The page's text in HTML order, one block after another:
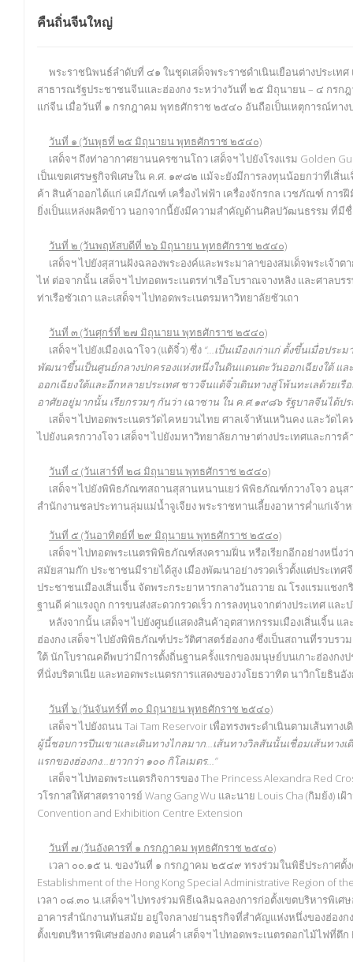
คืนถิ่นจีนใหญ่
พระราชนิพนธ์ลำดับที่ ๔๑ ในชุดเสด็จพระราชดำเนินเยือนต่างประเท
สาธารณรัฐประชาชนจีนและฮ่องกง ระหว่างวันที่ ๒๕ มิถุนายน – ๔ กร
แก่จีน เมื่อวันที่ ๑ กรกฎาคม พุทธศักราช ๒๕๔๐ อันถือเป็นเหตุการณ์ทา
วันที่ ๑ (วันพุธที่ ๒๕ มิถุนายน พุทธศักราช ๒๕๔๐)
เสด็จฯ ถึงท่าอากาศยานนครซานโถว เสด็จฯ ไปยังโรงแรม Golden
เป็นเขตเศรษฐกิจพิเศษใน ค.ศ. ๑๙๘๒ แม้จะยังมีการลงทุนน้อยกว่าที่เสิ่
ค้า สินค้าออกได้แก่ เคมีภัณฑ์ เครื่องไฟฟ้า เครื่องจักรกล เวชภัณฑ์ การ
ยิ่งเป็นแหล่งผลิตข้าว นอกจากนี้ยังมีความสำคัญด้านศิลปวัฒนธรรม ที่มี
วันที่ ๒ (วันพฤหัสบดีที่ ๒๖ มิถุนายน พุทธศักราช ๒๕๔๐)
เสด็จฯ ไปยังสุสานฝังฉลองพระองค์และพระมาลาของสมเด็จพระเจ้า
ไห่ ต่อจากนั้น เสด็จฯ ไปทอดพระเนตรท่าเรือโบราณจางหลิง และศาลบ
ท่าเรือซัวเถา และเสด็จฯ ไปทอดพระเนตรมหาวิทยาลัยซัวเถา
วันที่ ๓ (วันศุกร์ที่ ๒๗ มิถุนายน พุทธศักราช ๒๕๔๐)
เสด็จฯ ไปยังเมืองเฉาโจว (แต้จิ๋ว) ซึ่ง “…เป็นเมืองเก่าแก่ ตั้งขึ้นเมื่อปร
พัฒนาขึ้นเป็นศูนย์กลางปกครองแห่งหนึ่งในดินแดนตะวันออกเฉียงใต้ แล
ออกเฉียงใต้และอีกหลายประเทศ ชาวจีนแต้จิ๋วเดินทางสู่โพ้นทะเลด้วย
อาศัยอยู่มากนั้น เรียกรวมๆ กันว่า เฉาซาน ใน ค.ศ.๑๙๘๖ รัฐบาลจีนได้ปร
เสด็จฯ ไปทอดพระเนตรวัดไคหยวนไทย ศาลเจ้าหันเหวินคง และวัดไ
ไปยังนครกวางโจว เสด็จฯ ไปยังมหาวิทยาลัยภาษาต่างประเทศและกา
วันที่ ๔ (วันเสาร์ที่ ๒๘ มิถุนายน พุทธศักราช ๒๕๔๐)
เสด็จฯ ไปยังพิพิธภัณฑสถานสุสานหนานเยว่ พิพิธภัณฑ์กวางโจว อนุสา
สำนักงานชลประทานลุ่มแม่น้ำจูเจียง พระราชทานเลี้ยงอาหารค่ำแก่เจ้
วันที่ ๕ (วันอาทิตย์ที่ ๒๙ มิถุนายน พุทธศักราช ๒๕๔๐)
เสด็จฯ ไปทอดพระเนตรพิพิธภัณฑ์สงครามฝิ่น หรือเรียกอีกอย่างหนึ่ง
สมัยสามก๊ก ประชาชนมีรายได้สูง เมืองพัฒนาอย่างรวดเร็วตั้งแต่ประเท
ประชาชนเมืองเสิ่นเจิ้น จัดพระกระยาหารกลางวันถวาย ณ โรงแรมแชง
ฐานดี ค่าแรงถูก การขนส่งสะดวกรวดเร็ว การลงทุนจากต่างประเทศ แล
หลังจากนั้น เสด็จฯ ไปยังศูนย์แสดงสินค้าอุตสาหกรรมเมืองเสิ่นเจิ้น แ
ฮ่องกง เสด็จฯ ไปยังพิพิธภัณฑ์ประวัติศาสตร์ฮ่องกง ซึ่งเป็นสถานที่รวบร
ใต้ นักโบราณคดีพบว่ามีการตั้งถิ่นฐานครั้งแรกของมนุษย์บนเกาะฮ่องกง
ที่นั่งบริตาเนีย และทอดพระเนตรการแสดงของวงโยธวาทิต นาวิกโยธินอั
วันที่ ๖ (วันจันทร์ที่ ๓๐ มิถุนายน พุทธศักราช ๒๕๔๐)
เสด็จฯ ไปยังถนน Tai Tam Reservoir เพื่อทรงพระดำเนินตามเส้นทา
ผู้นี้ชอบการปีนเขาและเดินทางไกลมาก…เส้นทางวิลสันนั้นเชื่อมเส้นทาง
แรกของฮ่องกง…ยาวกว่า ๑๐๐ กิโลเมตร…”
เสด็จฯ ไปทอดพระเนตรกิจการของ The Princess Alexandra Red
วโรกาสให้ศาสตราจารย์ Wang Gang Wu และนาย Louis Cha (กิมย้ง)
Convention and Exhibition Centre Extension
วันที่ ๗ (วันอังคารที่ ๑ กรกฎาคม พุทธศักราช ๒๕๔๐)
เวลา ๐๐.๑๕ น. ของวันที่ ๑ กรกฎาคม ๒๕๔๙ ทรงร่วมในพิธีประกาศตั้
Establishment of the Hong Kong Special Administrative Region of
เวลา ๐๘.๓๐ น.เสด็จฯ ไปทรงร่วมพิธีเฉลิมฉลองการก่อตั้งเขตบริหารพิ
อาคารสำนักงานทันสมัย อยู่ใจกลางย่านธุรกิจที่สำคัญแห่งหนึ่งของฮ่อง
ตั้งเขตบริหารพิเศษฮ่องกง ตอนค่ำ เสด็จฯ ไปทอดพระเนตรดอกไม้ไฟที่ตึก